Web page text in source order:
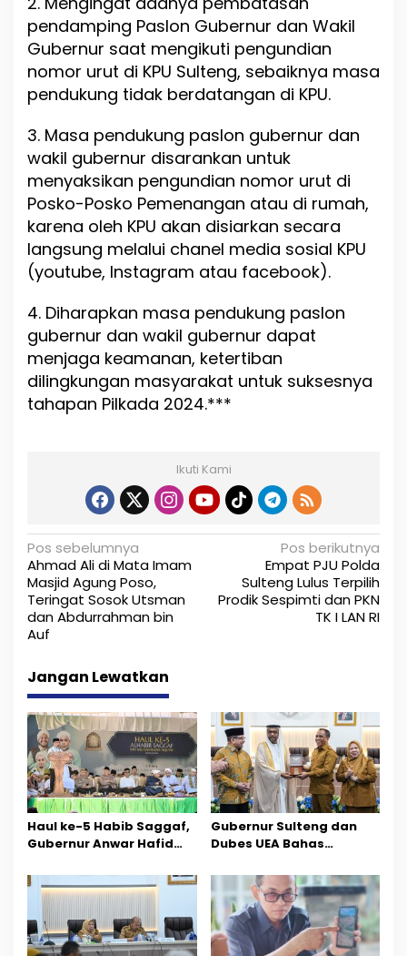
pendamping Paslon Gubernur dan Wakil
Gubernur saat mengikuti pengundian
nomor urut di KPU Sulteng, sebaiknya masa
pendukung tidak berdatangan di KPU.
3. Masa pendukung paslon gubernur dan
wakil gubernur disarankan untuk
menyaksikan pengundian nomor urut di
Posko-Posko Pemenangan atau di rumah,
karena oleh KPU akan disiarkan secara
langsung melalui chanel media sosial KPU
(youtube, Instagram atau facebook).
4. Diharapkan masa pendukung paslon
gubernur dan wakil gubernur dapat
menjaga keamanan, ketertiban
dilingkungan masyarakat untuk suksesnya
tahapan Pilkada 2024.***
Ikuti Kami
N
a
v
i
g
a
s
i
p
o
s
Pos sebelumnya
Ahmad Ali di Mata Imam
Masjid Agung Poso,
Teringat Sosok Utsman
dan Abdurrahman bin
Auf
Pos berikutnya
Empat PJU Polda
Sulteng Lulus Terpilih
Prodik Sespimti dan PKN
TK I LAN RI
Jangan Lewatkan
Haul ke-5 Habib Saggaf,
Gubernur Anwar Hafid
Ilmu dan Pendidikan
Gubernur Sulteng dan
Dubes UEA Bahas
Sektor Jadi Prioritas